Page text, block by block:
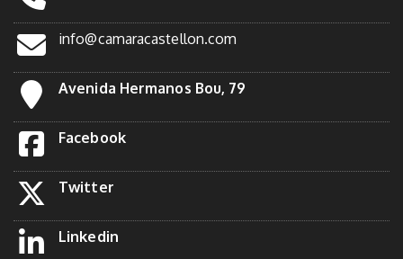
info@camaracastellon.com
Avenida Hermanos Bou, 79
Facebook
Twitter
Linkedin